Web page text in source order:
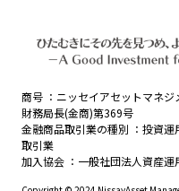
商号
ニッセイアセットマネ
財務局長(金商)第369号
金融商品取引業の種別
投資運
取引業
加入協会
一般社団法人資産運